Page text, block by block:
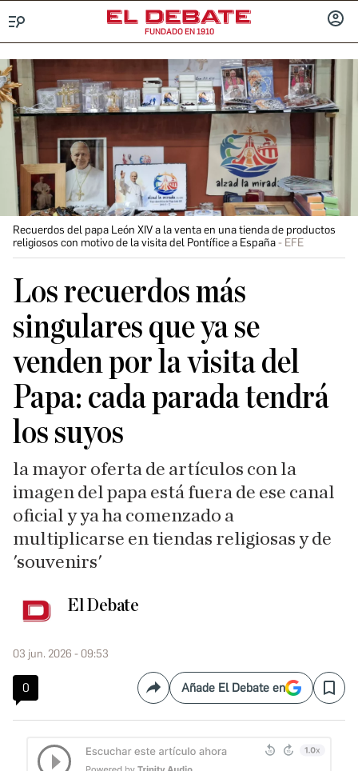
FUNDADO EN 1910
Recuerdos del papa León XIV a la venta en una tienda de productos
religiosos con motivo de la visita del Pontífice a España
EFE
Los recuerdos más
singulares que ya se
venden por la visita del
Papa: cada parada tendrá
los suyos
la mayor oferta de artículos con la
imagen del papa está fuera de ese canal
oficial y ya ha comenzado a
multiplicarse en tiendas religiosas y de
'souvenirs'
El Debate
03 jun. 2026 - 09:53
0 CompartirAñade El Debate en Save